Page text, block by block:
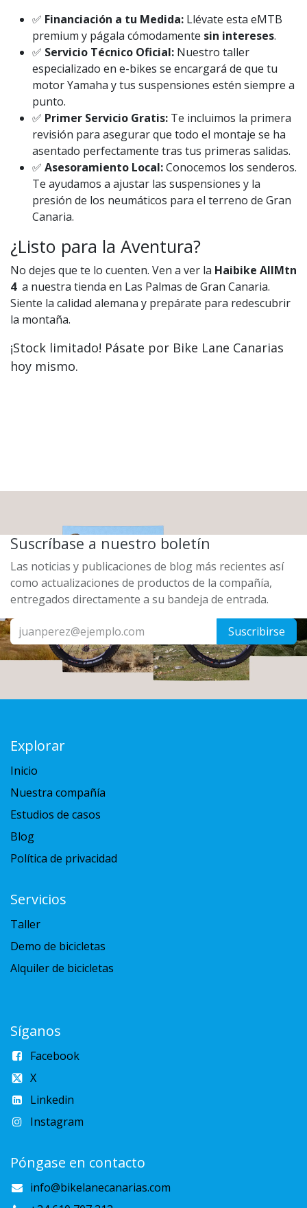
✅ Financiación a tu Medida: Llévate esta eMTB
premium y págala cómodamente sin intereses.
✅ Servicio Técnico Oficial: Nuestro taller
especializado en e-bikes se encargará de que tu
motor Yamaha y tus suspensiones estén siempre a
punto.
✅ Primer Servicio Gratis: Te incluimos la primera
revisión para asegurar que todo el montaje se ha
asentado perfectamente tras tus primeras salidas.
✅ Asesoramiento Local:Conocemos los senderos.
Te ayudamos a ajustar las suspensiones y la
presión de los neumáticos para el terreno de Gran
Canaria.
¿Listo para la Aventura?
No dejes que te lo cuenten. Ven a ver la Haibike AllMtn
4 a nuestra tienda en Las Palmas de Gran Canaria.
Siente la calidad alemana y prepárate para redescubrir
la montaña.
¡Stock limitado! Pásate por Bike Lane Canarias
hoy mismo.
Suscríbase a nuestro boletín
Las noticias y publicaciones de blog más recientes así
como actualizaciones de productos de la compañía,
entregados directamente a su bandeja de entrada.
Suscribirse
Explorar
Inicio
Nuestra compañía
Estudios de casos
Blog
Política de privacidad
Servicios
Taller
Demo de bicicletas
Alquiler de bicicletas
Síganos
Facebook
X
Linkedin
Instagram
Póngase en contacto
info@bikelanecanarias.com